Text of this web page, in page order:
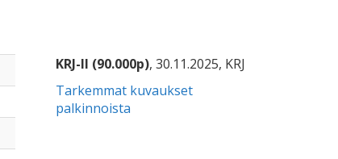
KRJ-II (90.000p), 30.11.2025, KRJ
Tarkemmat kuvaukset
palkinnoista